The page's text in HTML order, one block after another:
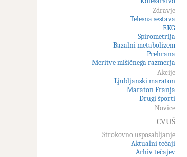
Zdravje
Telesna sestava
EKG
Spirometrija
Bazalni metabolizem
Prehrana
Meritve mišičnega razmerja
Akcije
Ljubljanski maraton
Maraton Franja
Drugi športi
Novice
CVUŠ
Strokovno usposabljanje
Aktualni tečaji
Arhiv tečajev